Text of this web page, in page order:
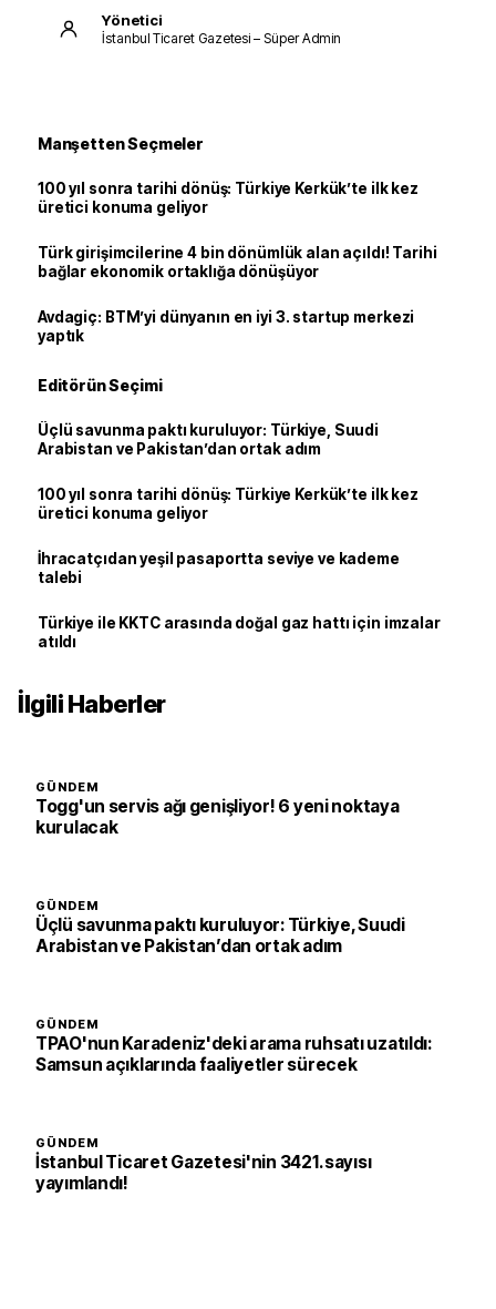
Yönetici
İstanbul Ticaret Gazetesi – Süper Admin
Manşetten Seçmeler
100 yıl sonra tarihi dönüş: Türkiye Kerkük’te ilk kez
üretici konuma geliyor
Türk girişimcilerine 4 bin dönümlük alan açıldı! Tarihi
bağlar ekonomik ortaklığa dönüşüyor
Avdagiç: BTM’yi dünyanın en iyi 3. startup merkezi
yaptık
Editörün Seçimi
Üçlü savunma paktı kuruluyor: Türkiye, Suudi
Arabistan ve Pakistan’dan ortak adım
100 yıl sonra tarihi dönüş: Türkiye Kerkük’te ilk kez
üretici konuma geliyor
İhracatçıdan yeşil pasaportta seviye ve kademe
talebi
Türkiye ile KKTC arasında doğal gaz hattı için imzalar
atıldı
İlgili Haberler
GÜNDEM
Togg'un servis ağı genişliyor! 6 yeni noktaya
kurulacak
GÜNDEM
Üçlü savunma paktı kuruluyor: Türkiye, Suudi
Arabistan ve Pakistan’dan ortak adım
GÜNDEM
TPAO'nun Karadeniz'deki arama ruhsatı uzatıldı:
Samsun açıklarında faaliyetler sürecek
GÜNDEM
İstanbul Ticaret Gazetesi'nin 3421. sayısı
yayımlandı!